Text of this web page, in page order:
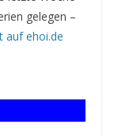
gelegen –
auf ehoi.de